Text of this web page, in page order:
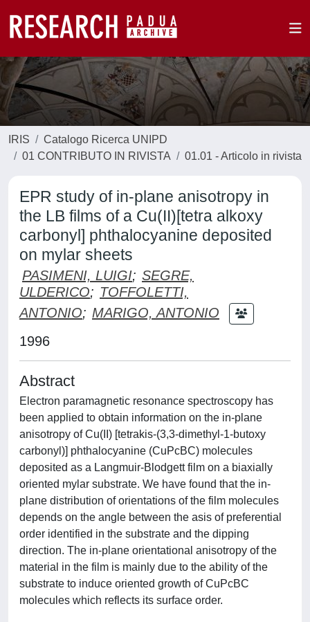
IRIS
Catalogo Ricerca UNIPD
01 CONTRIBUTO IN RIVISTA
01.01 - Articolo in rivista
EPR study of in-plane anisotropy in
the LB films of a Cu(II)[tetra alkoxy
carbonyl] phthalocyanine deposited
on mylar sheets
PASIMENI, LUIGI; SEGRE,
ULDERICO; TOFFOLETTI,
ANTONIO; MARIGO, ANTONIO
1996
Abstract
Electron paramagnetic resonance spectroscopy has
been applied to obtain information on the in-plane
anisotropy of Cu(II) [tetrakis-(3,3-dimethyl-1-butoxy
carbonyl)] phthalocyanine (CuPcBC) molecules
deposited as a Langmuir-Blodgett film on a biaxially
oriented mylar substrate. We have found that the in-
plane distribution of orientations of the film molecules
depends on the angle between the asis of preferential
order identified in the substrate and the dipping
direction. The in-plane orientational anisotropy of the
material in the film is mainly due to the ability of the
substrate to induce oriented growth of CuPcBC
molecules which reflects its surface order.